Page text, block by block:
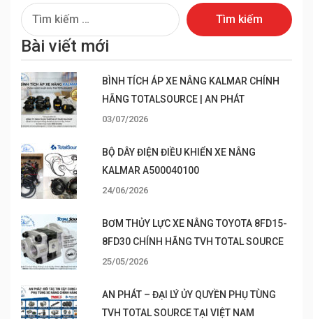
Tìm
kiếm
cho:
Bài viết mới
BÌNH TÍCH ÁP XE NÂNG KALMAR CHÍNH
HÃNG TOTALSOURCE | AN PHÁT
03/07/2026
BỘ DÂY ĐIỆN ĐIỀU KHIỂN XE NÂNG
KALMAR A500040100
24/06/2026
BƠM THỦY LỰC XE NÂNG TOYOTA 8FD15-
8FD30 CHÍNH HÃNG TVH TOTAL SOURCE
25/05/2026
AN PHÁT – ĐẠI LÝ ỦY QUYỀN PHỤ TÙNG
TVH TOTAL SOURCE TẠI VIỆT NAM